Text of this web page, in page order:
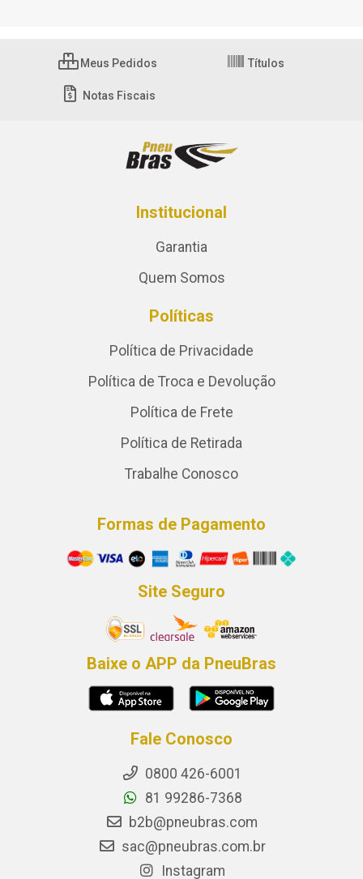
Meus Pedidos Títulos
Notas Fiscais
Institucional
Garantia
Quem Somos
Políticas
Política de Privacidade
Política de Troca e Devolução
Política de Frete
Política de Retirada
Trabalhe Conosco
Formas de Pagamento
Site Seguro
Baixe o APP da PneuBras
Fale Conosco
0800 426-6001
81 99286-7368
b2b@pneubras.com
sac@pneubras.com.br
Instagram